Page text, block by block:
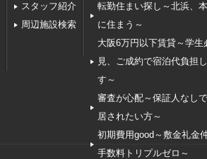
スタッフ紹介
周辺施設検索
転勤住まい探し～北浜、
に住まう～
大阪6万円以下賃貸～学生
見、ご成約で宿泊代負担
す～
審査が心配～保証人なし
居されたい方～
初期費用good～敷金礼金
手数料トリプルゼロ～